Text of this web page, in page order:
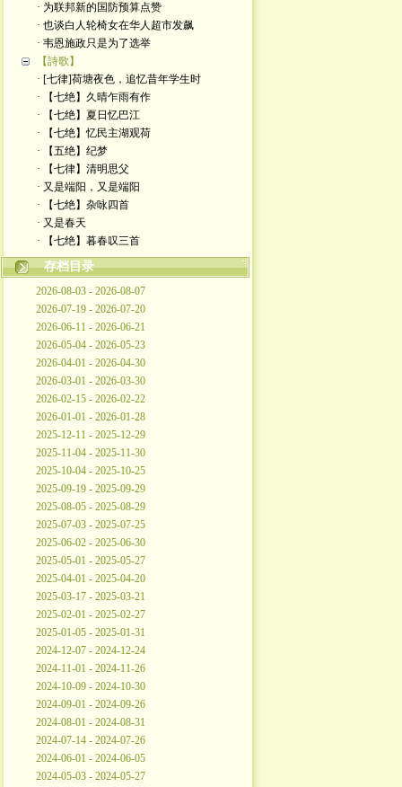
· 为联邦新的国防预算点赞
· 也谈白人轮椅女在华人超市发飙
· 韦恩施政只是为了选举
【詩歌】
· [七律]荷塘夜色，追忆昔年学生时
· 【七绝】久晴乍雨有作
· 【七绝】夏日忆巴江
· 【七绝】忆民主湖观荷
· 【五绝】纪梦
· ​【七律】清明思父
· 又是端阳，又是端阳
· 【七绝】杂咏四首
· 又是春天
· ​【七绝】暮春叹三首
存档目录
2026-08-03 - 2026-08-07
2026-07-19 - 2026-07-20
2026-06-11 - 2026-06-21
2026-05-04 - 2026-05-23
2026-04-01 - 2026-04-30
2026-03-01 - 2026-03-30
2026-02-15 - 2026-02-22
2026-01-01 - 2026-01-28
2025-12-11 - 2025-12-29
2025-11-04 - 2025-11-30
2025-10-04 - 2025-10-25
2025-09-19 - 2025-09-29
2025-08-05 - 2025-08-29
2025-07-03 - 2025-07-25
2025-06-02 - 2025-06-30
2025-05-01 - 2025-05-27
2025-04-01 - 2025-04-20
2025-03-17 - 2025-03-21
2025-02-01 - 2025-02-27
2025-01-05 - 2025-01-31
2024-12-07 - 2024-12-24
2024-11-01 - 2024-11-26
2024-10-09 - 2024-10-30
2024-09-01 - 2024-09-26
2024-08-01 - 2024-08-31
2024-07-14 - 2024-07-26
2024-06-01 - 2024-06-05
2024-05-03 - 2024-05-27